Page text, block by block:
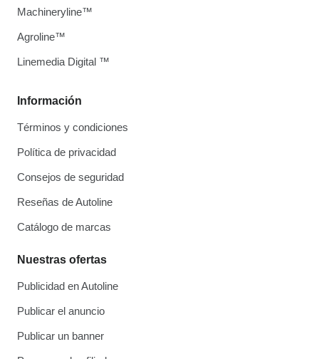
Información
Términos y condiciones
Política de privacidad
Consejos de seguridad
Reseñas de Autoline
Catálogo de marcas
Nuestras ofertas
Publicidad en Autoline
Publicar el anuncio
Publicar un banner
Machineryline™
Agroline™
Linemedia Digital ™